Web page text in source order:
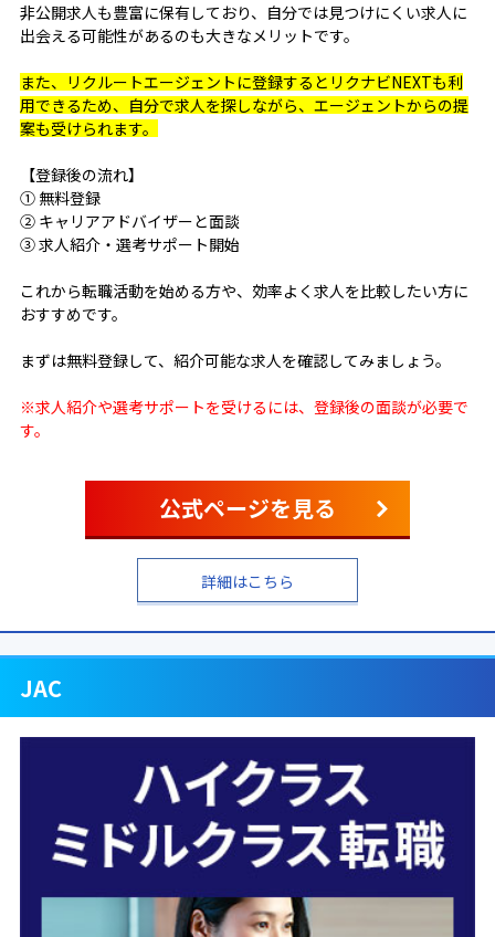
公式ページを見る
詳細はこちら
非公開求人も豊富に保有しており、自分では見つけにくい求人に
出会える可能性があるのも大きなメリットです。
また、リクルートエージェントに登録するとリクナビNEXTも利
用できるため、自分で求人を探しながら、エージェントからの提
案も受けられます。
【登録後の流れ】
① 無料登録
② キャリアアドバイザーと面談
③ 求人紹介・選考サポート開始
これから転職活動を始める方や、効率よく求人を比較したい方に
おすすめです。
まずは無料登録して、紹介可能な求人を確認してみましょう。
※求人紹介や選考サポートを受けるには、登録後の面談が必要で
す。
JAC